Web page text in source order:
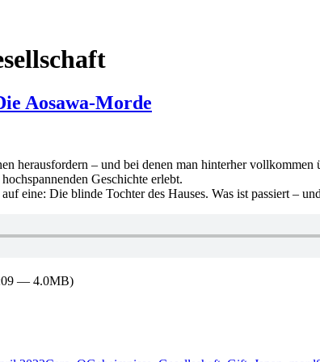
Aosawa-Morde
herausfordern – und bei denen man hinterher
Geschichte erlebt.
eine: Die blinde Tochter des Hauses. Was ist passiert –
— 4.0MB)